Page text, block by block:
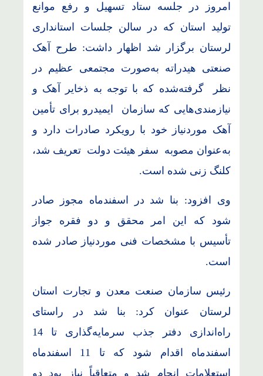
امروز در جلسه ستاد تسهیل و رفع موانع
تولید استان که در سالن جلسات استانداری
لرستان برگزار شد اظهار داشت: طرح آهک
صنعتی هیدراته به‌صورت مجتمعی عظیم در
نظر گرفته‌شده که با توجه به ذخایر آهک و
نیازمندی‌هایی که سازمان ایمیدرو برای تأمین
آهک موردنیاز خود با رویکرد صادرات دارد و
به‌عنوان مصوبه سفر هیئت دولت تعریف شد،
کلنگ زنی شده است.
وی افزود: بنا شد در اسفندماه مجوز صادر
شود که این امر محقق و دو فقره جواز
تأسیس با مشخصات فنی موردنیاز صادر شده
است.
رئیس سازمان صنعت معدن و تجارت استان
لرستان عنوان کرد: بنا شد در راستای
راه‌اندازی دفتر جذب سرمایه‌گذاری تا 14
اسفندماه اقدام شود که تا 11 اسفندماه
استعلامات انجام شد و متعاقباً نیاز بود دو